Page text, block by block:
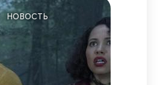
НОВОСТЬ